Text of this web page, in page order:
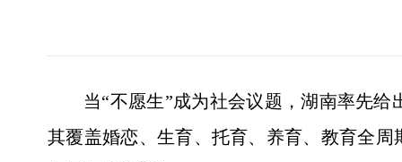
当“不愿生”成为社会议题，湖南率先
其覆盖婚恋、生育、托育、养育、教育全